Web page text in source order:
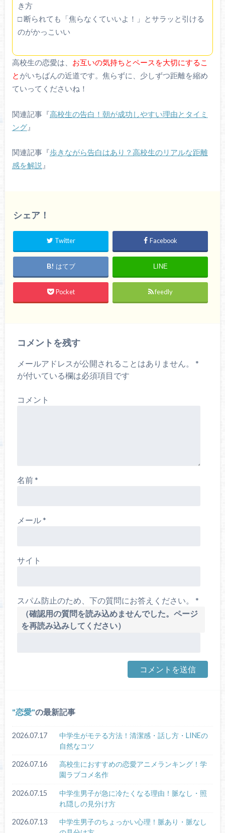
き方
□ 断られても「焦らなくていいよ！」とサラッと引ける
のがかっこいい
高校生の恋愛は、 お互いの気持ちとペースを大切にするこ
と がいちばんの近道です。焦らずに、少しずつ距離を縮め
ていってくださいね！
関連記事『高校生の告白！朝が成功しやすい理由とタイミ
ング』
関連記事『歩きながら告白はあり？高校生のリアルな距離
感を解説 』
シェア！
Twitter Facebook
はてブ LINE
Pocket feedly
コメントを残す
メールアドレスが公開されることはありません。
*
が付いている欄は必須項目です
コメント
名前*
メール*
サイト
スパム防止のため、下の質問にお答えください。 *
（確認用の質問を読み込めませんでした。ページ
を再読み込みしてください）
恋愛 の最新記事
2026.07.17
中学生がモテる方法！清潔感・話し方・LINEの
自然なコツ
2026.07.16
高校生におすすめの恋愛アニメランキング！学
園ラブコメ名作
2026.07.15
中学生男子が急に冷たくなる理由！脈なし・照
れ隠しの見分け方
2026.07.13
中学生男子のちょっかい心理！脈あり・脈なし